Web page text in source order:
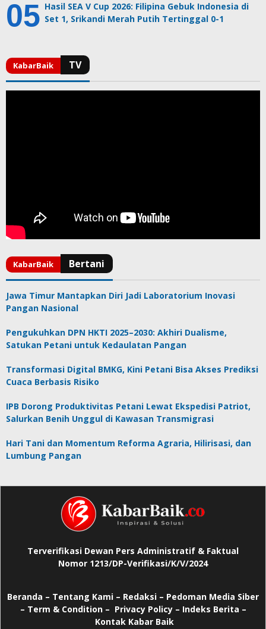
Hasil SEA V Cup 2026: Filipina Gebuk Indonesia di
Set 1, Srikandi Merah Putih Tertinggal 0-1
Jawa Timur Mantapkan Diri Jadi Laboratorium Inovasi
Pangan Nasional
Pengukuhkan DPN HKTI 2025–2030: Akhiri Dualisme,
Satukan Petani untuk Kedaulatan Pangan
Transformasi Digital BMKG, Kini Petani Bisa Akses Prediksi
Cuaca Berbasis Risiko
IPB Dorong Produktivitas Petani Lewat Ekspedisi Patriot,
Salurkan Benih Unggul di Kawasan Transmigrasi
Hari Tani dan Momentum Reforma Agraria, Hilirisasi, dan
Lumbung Pangan
Terverifikasi Dewan Pers Administratif & Faktual
Nomor 1213/DP-Verifikasi/K/V/2024
Beranda – Tentang Kami – Redaksi – Pedoman Media Siber
– Term & Condition – Privacy Policy– Indeks Berita –
Kontak Kabar Baik